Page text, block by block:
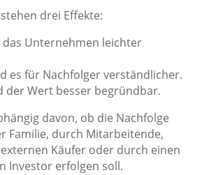
drei Effekte:
das Unternehmen leichter
es für Nachfolger verständlicher.
der Wert besser begründbar.
davon, ob die Nachfolge
Familie, durch Mitarbeitende,
Käufer oder durch einen
Investor erfolgen soll.